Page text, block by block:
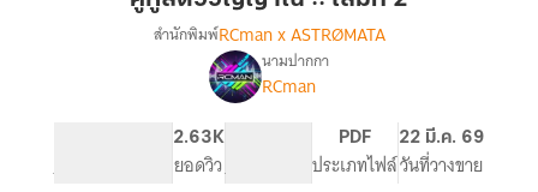
::
เล่ม
เรื่อง
คู่หู
สำนักพิมพ์RCman x ASTRØMATA
นามปากกา
RCman
จำนวนหน้า (A5)
2.63K
ยอดวิวระดับเนื้อหา
PDF
ประเภทไฟล์
22 มี.ค. 69
วันที่วางขาย